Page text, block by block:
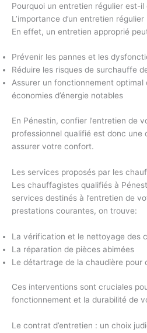
Pourquoi un entretien régulier est-il
L’importance d’un entretien
En effet, un entretien approprié
Prévenir les pannes et les
Réduire les risques de surchauffe
Assurer un fonctionnement optimal
économies d’énergie notables
En Pénestin, confier l’entretien de
professionnel qualifié est donc une
assurer votre confort.
Les services proposés par les
Les chauffagistes qualifiés à
services destinés à l’entretien de
prestations courantes, on trouve:
La vérification et le nettoyage des
La réparation de pièces abimées
Le détartrage de la chaudière pour
Ces interventions sont cruciales
fonctionnement et la durabilité de
Le contrat d’entretien : un choix